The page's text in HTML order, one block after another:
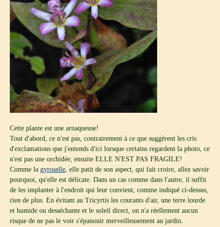
Cette plante est une arnaqueuse!
Tout d'abord, ce n'est pas, contrairement à ce que suggèrent les cris
d'exclamations que j'entends d'ici lorsque certains regardent la photo, ce
n'est pas une orchidée; ensuite ELLE N'EST PAS FRAGILE!
Comme la gyroselle, elle patit de son aspect, qui fait croire, allez savoir
pourquoi, qu'elle est délicate. Dans un cas comme dans l'autre, il suffit
de les implanter à l'endroit qui leur convient, comme indiqué ci-dessus,
rien de plus. En évitant au Tricyrtis les courants d'air, une terre lourde
et humide ou desséchante et le soleil direct, on n'a réellement aucun
risque de ne pas le voir s'épanouir merveilleusement au jardin.